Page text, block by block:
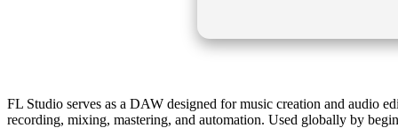
FL Studio serves as a DAW designed for music creation and audio
recording, mixing, mastering, and automation. Used globally by